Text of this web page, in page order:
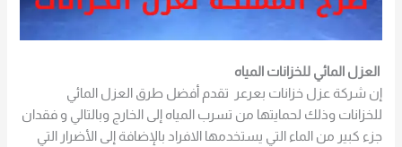
العزل المائي للخزانات المياه
إن شركة عزل خزانات بعرعر تقدم أفضل طرق العزل المائي
للخزانات وذلك لحمايتها من تسرب المياه إلى الخارج وبالتالي و فقدان
جزء كبير من الماء التي يستخدمها الافراد بالإضافة إلى الأضرار التي